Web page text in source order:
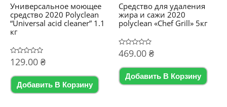
Универсальное моющее
средство 2020 Polyclean
“Universal acid cleaner” 1.1
кг
Оценка
0
5
129.00 ₴
Добавить В Корзину
Средство для удаления
жира и сажи 2020
polyclean «Chef Grill» 5кг
Оценка
0
5
469.00 ₴
Добавить В Корзину